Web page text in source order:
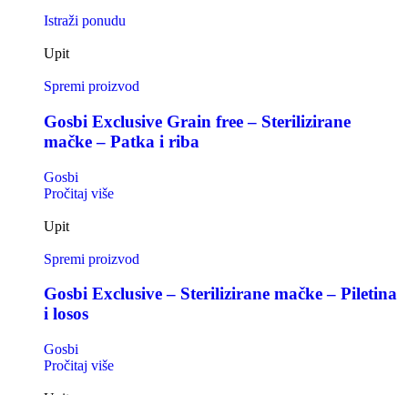
Istraži ponudu
Upit
Spremi proizvod
Gosbi Exclusive Grain free – Sterilizirane
mačke – Patka i riba
Gosbi
Pročitaj više
Upit
Spremi proizvod
Gosbi Exclusive – Sterilizirane mačke – Piletina
i losos
Gosbi
Pročitaj više